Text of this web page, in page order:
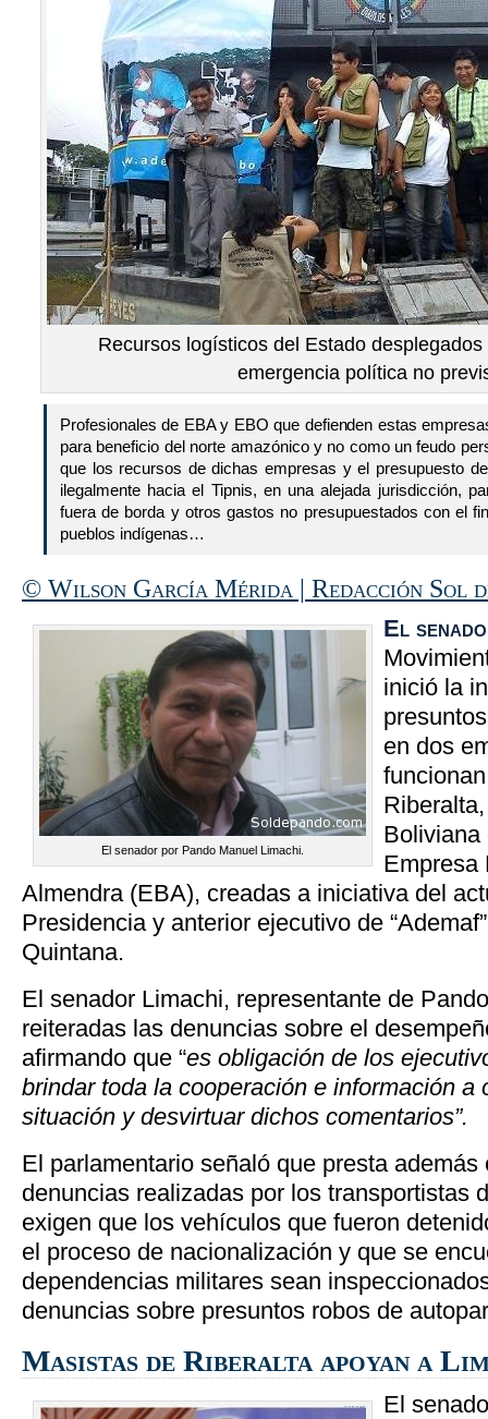
Recursos logísticos del Estado
emergencia política no
Profesionales de EBA y EBO que defienden estas
para beneficio del norte amazónico y no como un feudo
que los recursos de dichas empresas y el presupuesto
ilegalmente hacia el Tipnis, en una alejada jurisdicción,
fuera de borda y otros gastos no presupuestados con el
pueblos indígenas…
© Wilson García Mérida | Redacción Sol
El senador por Pando Manuel Limachi.
El
inició la
en dos
Boliviana
Empresa
Almendra (EBA), creadas a iniciativa del
Presidencia y anterior ejecutivo de
Quintana.
El senador Limachi, representante de
reiteradas las denuncias sobre el
afirmando que “es obligación de los
brindar toda la cooperación e información a
situación y desvirtuar dichos comentarios”.
El parlamentario señaló que presta
denuncias realizadas por los transportistas
exigen que los vehículos que fueron
el proceso de nacionalización y que se
dependencias militares sean
denuncias sobre presuntos robos de
Masistas de Riberalta apoyan a
El